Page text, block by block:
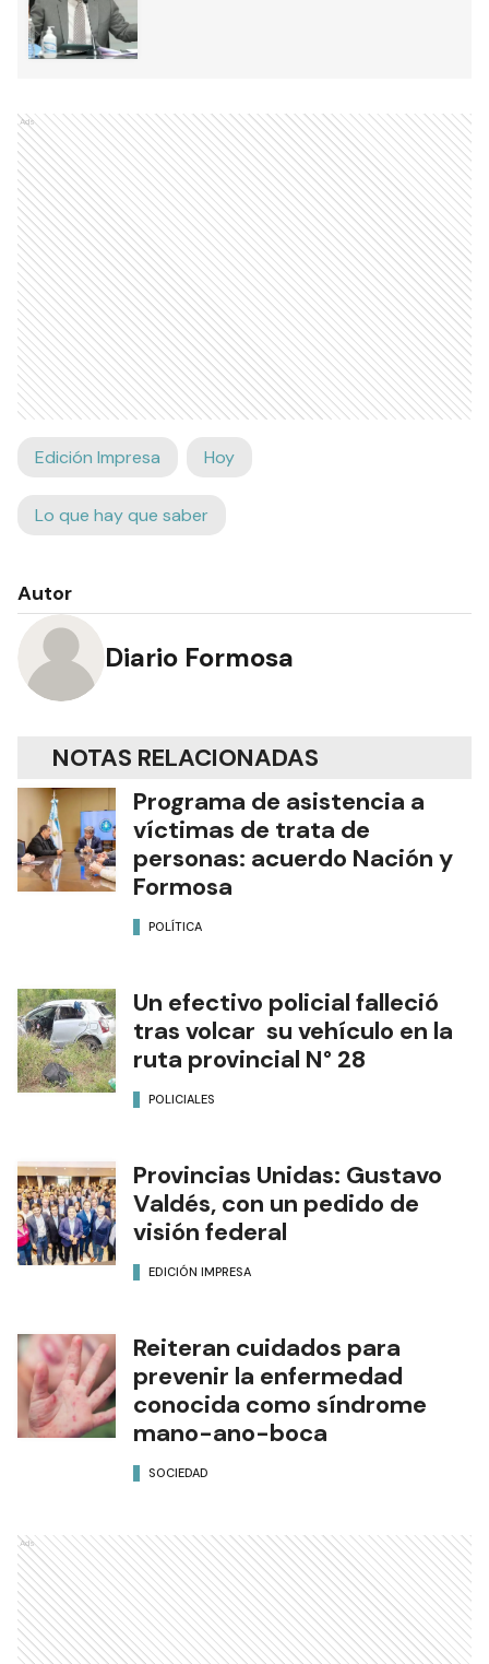
Ads
Edición Impresa Hoy
Lo que hay que saber
Autor
Diario Formosa
NOTAS RELACIONADAS
Programa de asistencia a
víctimas de trata de
personas: acuerdo Nación y
Formosa
POLÍTICA
Un efectivo policial falleció
tras volcar su vehículo en la
ruta provincial N° 28
POLICIALES
Provincias Unidas: Gustavo
Valdés, con un pedido de
visión federal
EDICIÓN IMPRESA
Reiteran cuidados para
prevenir la enfermedad
conocida como síndrome
mano-ano-boca
SOCIEDAD
Ads